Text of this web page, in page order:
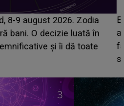
ASCUNS până
concurentul din Casa Iubirii
despre mama
eu nu te iubesc pentru